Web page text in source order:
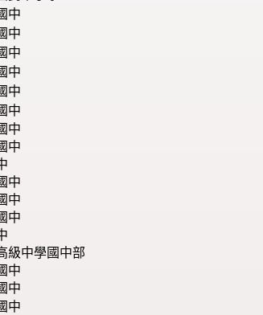
中
中
中
中
中
中
中
中
中
中
中
級中學國中部
中
中
中